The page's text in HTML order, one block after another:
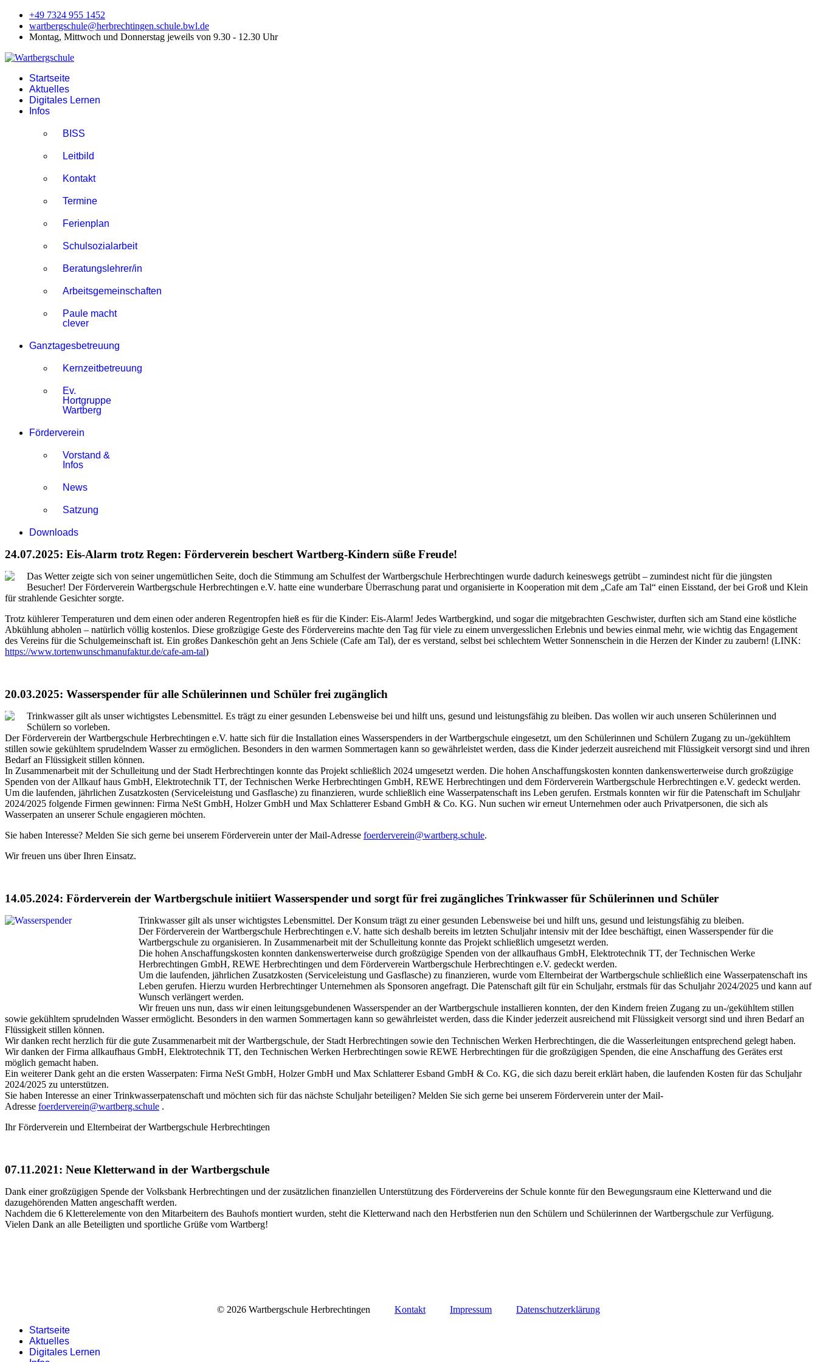
+49 7324 955 1452
wartbergschule@herbrechtingen.schule.bwl.de
Montag, Mittwoch und Donnerstag jeweils von 9.30 - 12.30 Uhr
Startseite
Aktuelles
Digitales Lernen
Infos
BISS
Leitbild
Kontakt
Termine
Ferienplan
Schulsozialarbeit
Beratungslehrer/in
Arbeitsgemeinschaften
Paule macht
clever
Ganztagesbetreuung
Kernzeitbetreuung
Ev.
Hortgruppe
Wartberg
Förderverein
Vorstand &
Infos
News
Satzung
Downloads
24.07.2025: Eis-Alarm trotz Regen: Förderverein beschert Wartberg-Kindern süße Freude!
Das Wetter zeigte sich von seiner ungemütlichen Seite, doch die Stimmung am Schulfest der Wartbergschule Herbrechtingen wurde dadurch keineswegs getrübt – zumindest nicht für die jüngsten
Besucher! Der Förderverein Wartbergschule Herbrechtingen e.V. hatte eine wunderbare Überraschung parat und organisierte in Kooperation mit dem „Cafe am Tal“ einen Eisstand, der bei Groß und Klein
für strahlende Gesichter sorgte.
Trotz kühlerer Temperaturen und dem einen oder anderen Regentropfen hieß es für die Kinder: Eis-Alarm! Jedes Wartbergkind, und sogar die mitgebrachten Geschwister, durften sich am Stand eine köstliche
Abkühlung abholen – natürlich völlig kostenlos. Diese großzügige Geste des Fördervereins machte den Tag für viele zu einem unvergesslichen Erlebnis und bewies einmal mehr, wie wichtig das Engagement
des Vereins für die Schulgemeinschaft ist. Ein großes Dankeschön geht an Jens Schiele (Cafe am Tal), der es verstand, selbst bei schlechtem Wetter Sonnenschein in die Herzen der Kinder zu zaubern! (LINK:
https://www.tortenwunschmanufaktur.de/cafe-am-tal)
20.03.2025: Wasserspender für alle Schülerinnen und Schüler frei zugänglich
Trinkwasser gilt als unser wichtigstes Lebensmittel. Es trägt zu einer gesunden Lebensweise bei und hilft uns, gesund und leistungsfähig zu bleiben. Das wollen wir auch unseren Schülerinnen und
Schülern so vorleben.
Der Förderverein der Wartbergschule Herbrechtingen e.V. hatte sich für die Installation eines Wasserspenders in der Wartbergschule eingesetzt, um den Schülerinnen und Schülern Zugang zu un-/gekühltem
stillen sowie gekühltem sprudelndem Wasser zu ermöglichen. Besonders in den warmen Sommertagen kann so gewährleistet werden, dass die Kinder jederzeit ausreichend mit Flüssigkeit versorgt sind und ihren
Bedarf an Flüssigkeit stillen können.
In Zusammenarbeit mit der Schulleitung und der Stadt Herbrechtingen konnte das Projekt schließlich 2024 umgesetzt werden. Die hohen Anschaffungskosten konnten dankenswerterweise durch großzügige
Spenden von der Allkauf haus GmbH, Elektrotechnik TT, der Technischen Werke Herbrechtingen GmbH, REWE Herbrechtingen und dem Förderverein Wartbergschule Herbrechtingen e.V. gedeckt werden.
Um die laufenden, jährlichen Zusatzkosten (Serviceleistung und Gasflasche) zu finanzieren, wurde schließlich eine Wasserpatenschaft ins Leben gerufen. Erstmals konnten wir für die Patenschaft im Schuljahr
2024/2025 folgende Firmen gewinnen: Firma NeSt GmbH, Holzer GmbH und Max Schlatterer Esband GmbH & Co. KG. Nun suchen wir erneut Unternehmen oder auch Privatpersonen, die sich als
Wasserpaten an unserer Schule engagieren möchten.
Sie haben Interesse? Melden Sie sich gerne bei unserem Förderverein unter der Mail-Adresse foerderverein@wartberg.schule.
Wir freuen uns über Ihren Einsatz.
14.05.2024: Förderverein der Wartbergschule initiiert Wasserspender und sorgt für frei zugängliches Trinkwasser für Schülerinnen und Schüler
Trinkwasser gilt als unser wichtigstes Lebensmittel. Der Konsum trägt zu einer gesunden Lebensweise bei und hilft uns, gesund und leistungsfähig zu bleiben.
Der Förderverein der Wartbergschule Herbrechtingen e.V. hatte sich deshalb bereits im letzten Schuljahr intensiv mit der Idee beschäftigt, einen Wasserspender für die
Wartbergschule zu organisieren. In Zusammenarbeit mit der Schulleitung konnte das Projekt schließlich umgesetzt werden.
Die hohen Anschaffungskosten konnten dankenswerterweise durch großzügige Spenden von derallkaufhaus GmbH, Elektrotechnik TT, der Technischen Werke
Herbrechtingen GmbH, REWE Herbrechtingen und dem Förderverein Wartbergschule Herbrechtingen e.V. gedeckt werden.
Um die laufenden, jährlichen Zusatzkosten (Serviceleistung und Gasflasche) zu finanzieren, wurde vom Elternbeirat der Wartbergschule schließlich eine Wasserpatenschaft ins
Leben gerufen. Hierzu wurden HerbrechtingerUnternehmen als Sponsoren angefragt. Die Patenschaft gilt für ein Schuljahr, erstmals für das Schuljahr 2024/2025 und kann auf
Wunsch verlängert werden.
Wir freuen uns nun, dass wir einen leitungsgebundenen Wasserspender an der Wartbergschule installieren konnten, der den Kindern freien Zugang zu un-/gekühltem stillen
sowie gekühltem sprudelnden Wasser ermöglicht. Besonders in den warmen Sommertagen kann so gewährleistet werden, dass die Kinder jederzeit ausreichend mit Flüssigkeit versorgt sind und ihren Bedarf an
Flüssigkeit stillen können.
Wir danken recht herzlich für die gute Zusammenarbeit mit der Wartbergschule, der Stadt Herbrechtingen sowie den Technischen Werken Herbrechtingen, die die Wasserleitungen entsprechend gelegt haben.
Wir danken der Firma allkaufhaus GmbH, Elektrotechnik TT, den Technischen Werken Herbrechtingen sowie REWE Herbrechtingen für die großzügigen Spenden, die eine Anschaffung des Gerätes erst
möglich gemacht haben.
Ein weiterer Dank geht an die ersten Wasserpaten: Firma NeSt GmbH, Holzer GmbH und Max SchlattererEsband GmbH & Co. KG, die sich dazu bereit erklärt haben, die laufenden Kosten für das Schuljahr
2024/2025 zu unterstützen.
Sie haben Interesse an einer Trinkwasserpatenschaft und möchten sich für das nächste Schuljahr beteiligen? Melden Sie sich gerne bei unserem Förderverein unter der Mail-
Adresse foerderverein@wartberg.schule .
Ihr Förderverein und Elternbeirat der Wartbergschule Herbrechtingen
07.11.2021: Neue Kletterwand in der Wartbergschule
Dank einer großzügigen Spende der Volksbank Herbrechtingen und der zusätzlichen finanziellen Unterstützung des Fördervereins der Schule konnte für den Bewegungsraum eine Kletterwand und die
dazugehörenden Matten angeschafft werden.
Nachdem die 6 Kletterelemente von den Mitarbeitern des Bauhofs montiert wurden, steht die Kletterwand nach den Herbstferien nun den Schülern und Schülerinnen der Wartbergschule zur Verfügung.
Vielen Dank an alle Beteiligten und sportliche Grüße vom Wartberg!
© 2026 Wartbergschule Herbrechtingen Kontakt Impressum
Datenschutzerklärung
Startseite
Aktuelles
Digitales Lernen